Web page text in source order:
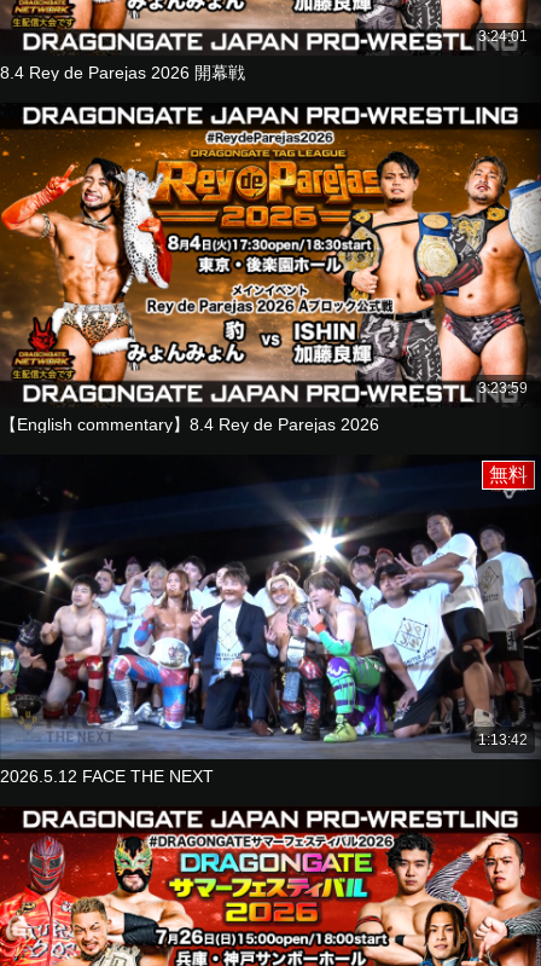
3:24:01
8.4 Rey de Parejas 2026 開幕戦
3:23:59
【English commentary】8.4 Rey de Parejas 2026
1:13:42
2026.5.12 FACE THE NEXT
無料